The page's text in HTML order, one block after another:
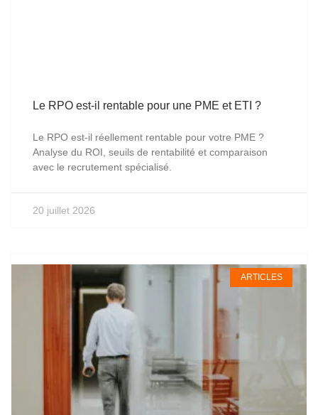
Le RPO est-il rentable pour une PME et ETI ?
Le RPO est-il réellement rentable pour votre PME ?
Analyse du ROI, seuils de rentabilité et comparaison
avec le recrutement spécialisé.
20 juillet 2026
ARTICLES